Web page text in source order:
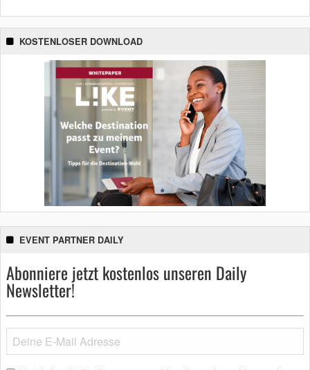
KOSTENLOSER DOWNLOAD
EVENT PARTNER DAILY
Abonniere jetzt kostenlos unseren Daily
Newsletter!